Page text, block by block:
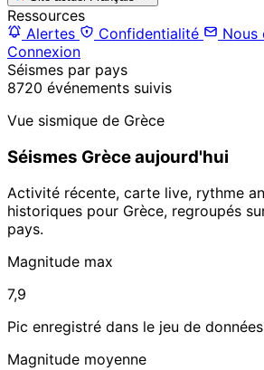
Ressources
Alertes
Confidentialité
Nous
Connexion
Séismes par pays
8720 événements suivis
Vue sismique de Grèce
Séismes Grèce aujourd'hui
Activité récente, carte live, rythme
historiques pour Grèce, regroupés
pays.
Magnitude max
7,9
Pic enregistré dans le jeu de
Magnitude moyenne